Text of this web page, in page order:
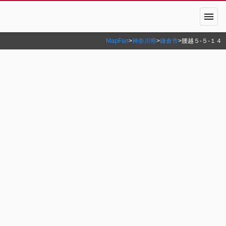
menu
MapFan>神奈川県>鎌倉市>腰越５‐５‐１４